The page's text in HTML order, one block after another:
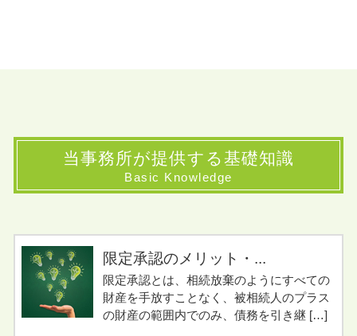
当事務所が提供する基礎知識
Basic Knowledge
限定承認のメリット・...
限定承認とは、相続放棄のようにすべての
財産を手放すことなく、被相続人のプラス
の財産の範囲内でのみ、債務を引き継 […]